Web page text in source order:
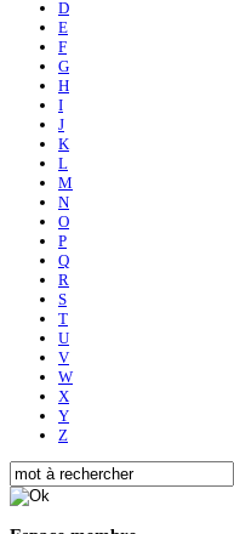
D
E
F
G
H
I
J
K
L
M
N
O
P
Q
R
S
T
U
V
W
X
Y
Z